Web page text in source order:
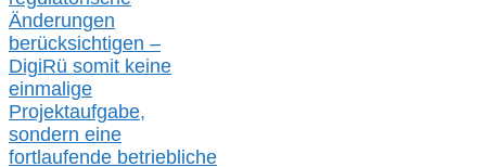
Änderungen
berücksichtigen –
DigiRü somit keine
einmalige
Projektaufgabe,
sondern eine
fortlaufende betriebliche